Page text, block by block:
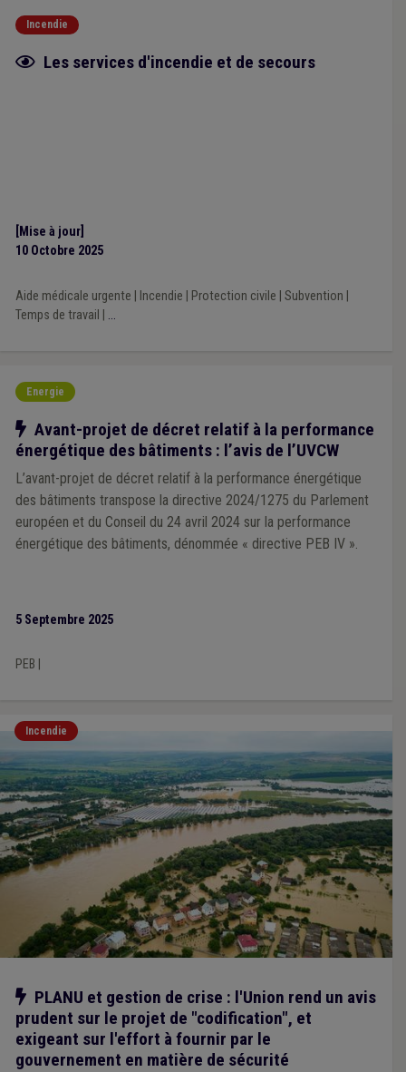
Incendie
Fiche focus
Les services d'incendie et de secours
[Mise à jour]
10 Octobre 2025
Aide médicale urgente Incendie Protection civile Subvention
Temps de travail
...
Energie
Notre action
Avant-projet de décret relatif à la performance
énergétique des bâtiments : l’avis de l’UVCW
L’avant-projet de décret relatif à la performance énergétique
des bâtiments transpose la directive 2024/1275 du Parlement
européen et du Conseil du 24 avril 2024 sur la performance
énergétique des bâtiments, dénommée « directive PEB IV ».
5 Septembre 2025
PEB
Incendie
Notre action
PLANU et gestion de crise : l'Union rend un avis
prudent sur le projet de "codification", et
exigeant sur l'effort à fournir par le
gouvernement en matière de sécurité